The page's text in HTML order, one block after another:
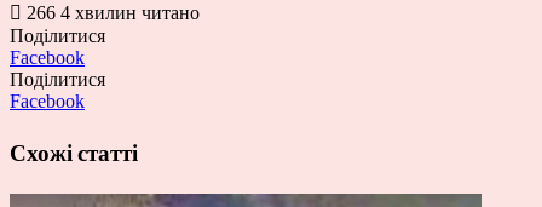
266 4 хвилин читано
Поділитися
Facebook
Поділитися
Facebook
Схожі статті